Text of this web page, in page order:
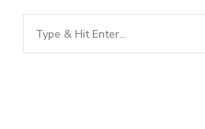
Looking
for